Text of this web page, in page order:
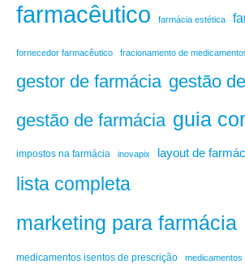
farmacêutico farmácia estética
fornecedor farmacêutico fracionamento de
gestor de farmácia gestão
gestão de farmácia guia
impostos na farmácia inovapix layout de
lista completa
marketing para farmácia
medicamentos isentos de prescrição medicamentos